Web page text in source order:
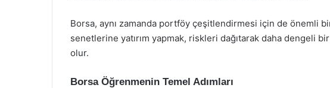
Borsa, aynı zamanda portföy çeşitlendirmesi için de önemli
senetlerine yatırım yapmak, riskleri dağıtarak daha dengeli
olur.
Borsa Öğrenmenin Temel Adımları